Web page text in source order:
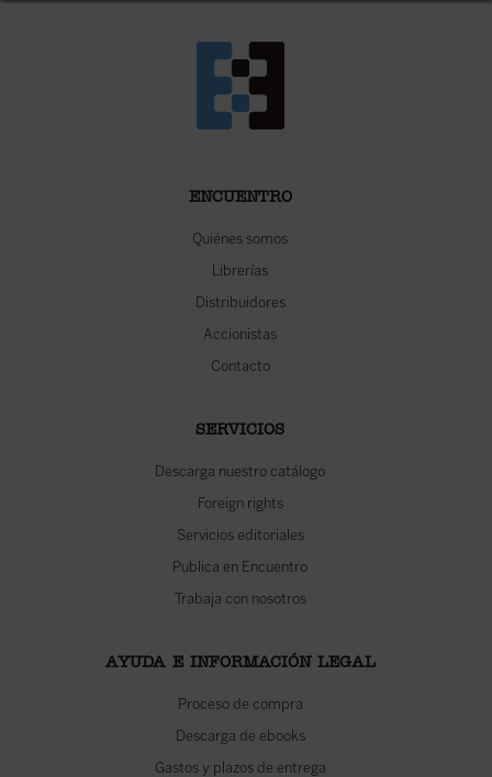
ENCUENTRO
Quiénes somos
Librerías
Distribuidores
Accionistas
Contacto
SERVICIOS
Descarga nuestro catálogo
Foreign rights
Servicios editoriales
Publica en Encuentro
Trabaja con nosotros
AYUDA E INFORMACIÓN LEGAL
Proceso de compra
Descarga de ebooks
Gastos y plazos de entrega